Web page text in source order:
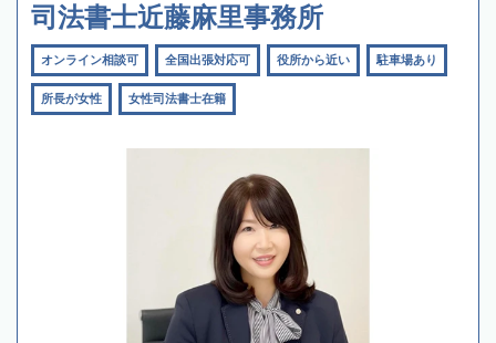
司法書士近藤麻里事務所
オンライン相談可 全国出張対応可 役所から近い 駐車場あり
所長が女性 女性司法書士在籍